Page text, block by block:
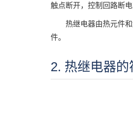
触点断开，控制回路断
热继电器由热元件
件。
2. 热继电器的